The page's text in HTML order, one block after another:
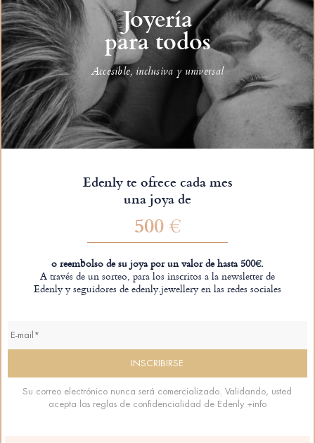
Joyería
para todos
Accesible, inclusiva y universal
Edenly te ofrece cada mes
una joya de
500 €
o reembolso de su joya por un valor de hasta 500€.
A través de un sorteo, para los inscritos a la newsletter de
Edenly y seguidores de edenly.jewellery en las redes sociales
Su correo electrónico nunca será comercializado. Validando, usted
acepta las reglas de confidencialidad de Edenly +info